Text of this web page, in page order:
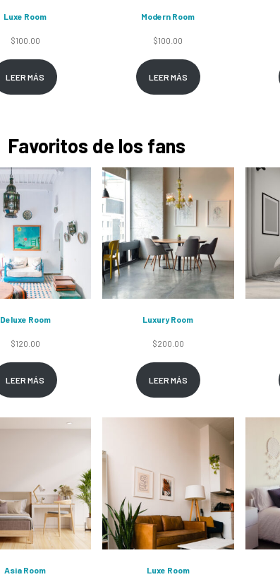
Luxe Room
$100.00
LEER MÁS
Modern Room
$100.00
LEER MÁS
Favoritos de los fans
Deluxe Room
$120.00
LEER MÁS
Luxury Room
$200.00
LEER MÁS
Asia Room Luxe Room